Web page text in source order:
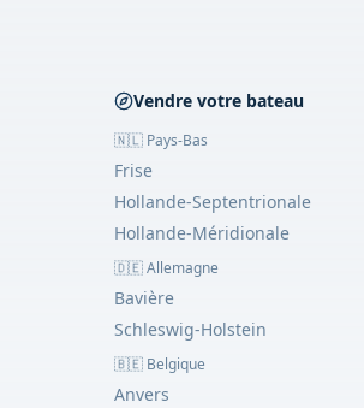
Vendre votre bateau
🇳🇱 Pays-Bas
Frise
Hollande-Septentrionale
Hollande-Méridionale
🇩🇪 Allemagne
Bavière
Schleswig-Holstein
🇧🇪 Belgique
Anvers